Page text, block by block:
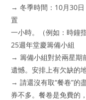
→ 冬季時間：10月30日
置
一小時。（例如：時鐘
25週年堂慶籌備小組
→ 籌備小組對於兩星期
遺憾。安排上有欠缺的
→ 請還沒有取“餐卷”的
券不多。餐卷是免費的